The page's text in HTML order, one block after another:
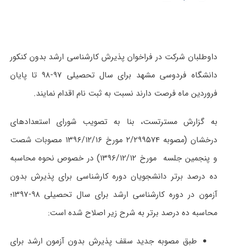
داوطلبان شرکت در فراخوان پذیرش کارشناسی ارشد بدون کنکور
دانشگاه فردوسی مشهد برای سال تحصیلی ۹۷-۹۸ تا پایان
فروردین ماه فرصت دارند نسبت به ثبت نام اقدام نمایند.
به گزارش مسترتست، بنا به تصویب شورای استعدادهای
درخشان (مصوبه ۲/۲۹۹۵۷۴ مورخ ۱۳۹۶/۱۲/۱۶ مصوبات شصت
و پنجمین جلسه مورخ ۱۳۹۶/۱۲/۱۲) در خصوص نحوه محاسبه
ده درصد برتر دانشجویان دوره کارشناسی برای پذیرش بدون
آزمون در دوره کارشناسی ارشد برای سال تحصیلی ۹۸-۱۳۹۷؛
محاسبه ده درصد برتر به شرح زیر اصلاح شده است:
طبق مصوبه جدید سقف پذیرش بدون آزمون ارشد برای